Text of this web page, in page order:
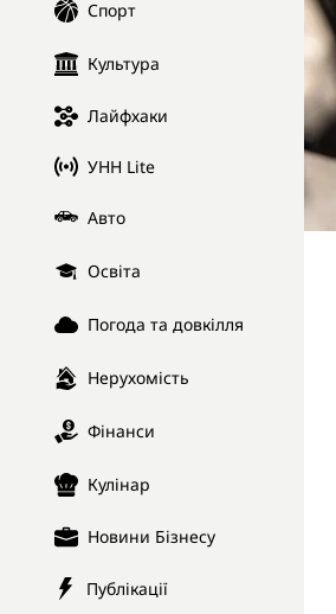
Спорт
Культура
Лайфхаки
УНН Lite
Авто
Освіта
Погода та довкілля
Нерухомість
Фінанси
Кулінар
Новини Бізнесу
Публікації